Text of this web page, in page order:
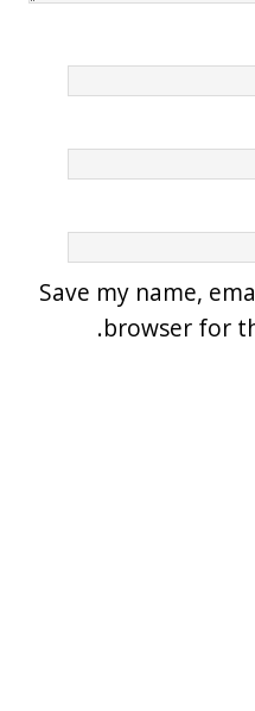
Save my name,
browser for